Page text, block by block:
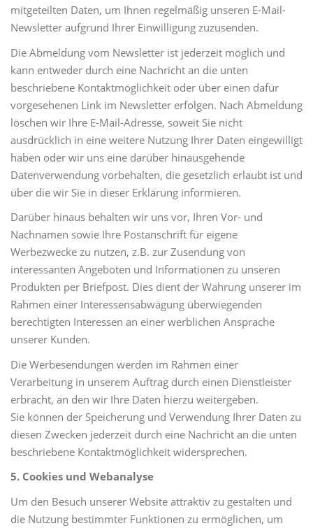
mitgeteilten Daten, um Ihnen regelmäßig unseren E-Mail-
Newsletter aufgrund Ihrer Einwilligung zuzusenden.
Die Abmeldung vom Newsletter ist jederzeit möglich und
kann entweder durch eine Nachricht an die unten
beschriebene Kontaktmöglichkeit oder über einen dafür
vorgesehenen Link im Newsletter erfolgen. Nach Abmeldung
löschen wir Ihre E-Mail-Adresse, soweit Sie nicht
ausdrücklich in eine weitere Nutzung Ihrer Daten eingewilligt
haben oder wir uns eine darüber hinausgehende
Datenverwendung vorbehalten, die gesetzlich erlaubt ist und
über die wir Sie in dieser Erklärung informieren.
Darüber hinaus behalten wir uns vor, Ihren Vor- und
Nachnamen sowie Ihre Postanschrift für eigene
Werbezwecke zu nutzen, z.B. zur Zusendung von
interessanten Angeboten und Informationen zu unseren
Produkten per Briefpost. Dies dient der Wahrung unserer im
Rahmen einer Interessensabwägung überwiegenden
berechtigten Interessen an einer werblichen Ansprache
unserer Kunden.
Die Werbesendungen werden im Rahmen einer
Verarbeitung in unserem Auftrag durch einen Dienstleister
erbracht, an den wir Ihre Daten hierzu weitergeben.
Sie können der Speicherung und Verwendung Ihrer Daten zu
diesen Zwecken jederzeit durch eine Nachricht an die unten
beschriebene Kontaktmöglichkeit widersprechen.
5. Cookies und Webanalyse
Um den Besuch unserer Website attraktiv zu gestalten und
die Nutzung bestimmter Funktionen zu ermöglichen, um